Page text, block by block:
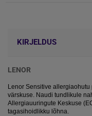
KIRJELDUS
LENOR
Lenor Sensitive
värskuse. Naudi tundlikule
Allergiauuringute Keskuse
tagasihoidlikku lõhna.